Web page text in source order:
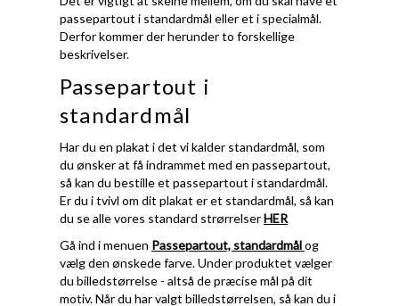
passepartout i standardmål eller et i specialmål.
Derfor kommer der herunder to forskellige
beskrivelser.
Passepartout i
standardmål
Har du en plakat i det vi kalder standardmål, som
du ønsker at få indrammet med en passepartout,
så kan du bestille et passepartout i standardmål.
Er du i tvivl om dit plakat er et standardmål, så kan
du se alle vores standard strørrelserHER
Gå ind i menuen Passepartout, standardmålog
vælg den ønskede farve. Under produktet vælger
du billedstørrelse - altså de præcise mål på dit
motiv. Når du har valgt billedstørrelsen, så kan du i